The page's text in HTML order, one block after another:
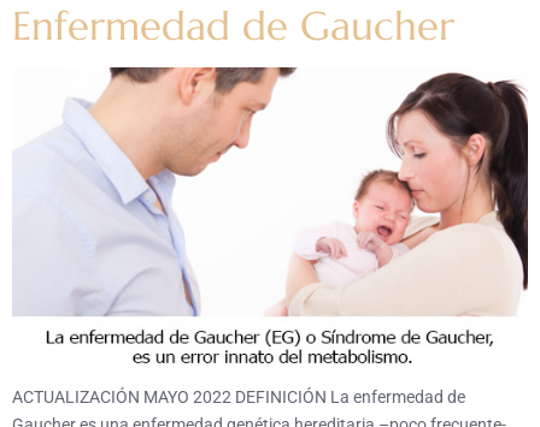
Enfermedad de Gaucher
ACTUALIZACIÓN MAYO 2022 DEFINICIÓN La enfermedad de